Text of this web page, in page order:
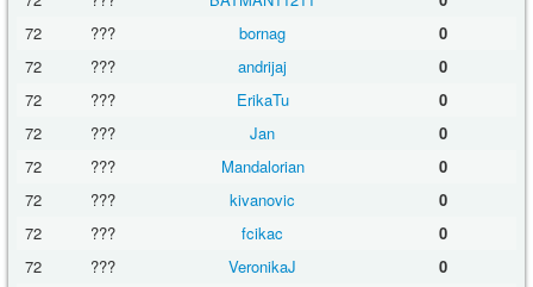
72
??? bornag
0
72
??? andrijaj
0
72
??? ErikaTu
0
72
??? Jan
0
72
??? Mandalorian
0
72
??? kivanovic
0
72
??? fcikac
0
72
??? VeronikaJ
0